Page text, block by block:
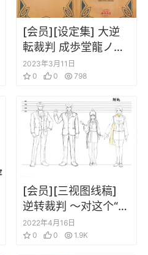
[会员][设定集] 大逆
転裁判 成歩堂龍ノ介
の冒險 劇中画報
2023年3月11日
0
0 798
[会员][三视图线稿]
逆转裁判 ～对这个“真
实”，有异议！～ 动画
资料设定线稿集
2022年4月16日
0
0 1.9K